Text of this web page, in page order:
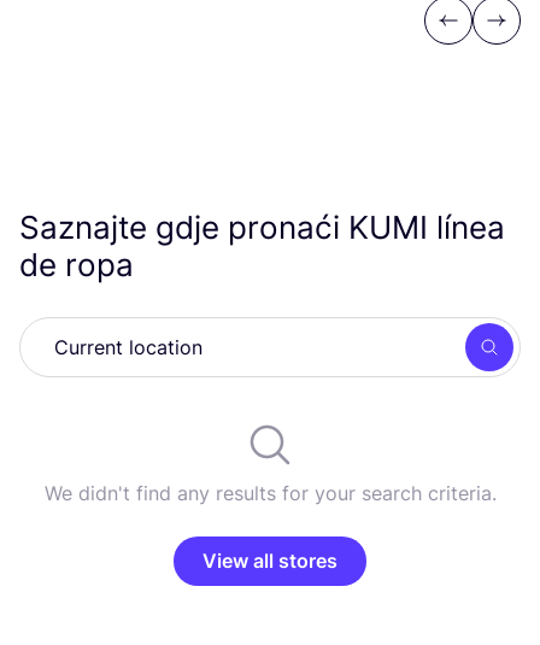
Previous
Next
Saznajte gdje pronaći KUMI línea
de ropa
We didn't find any results for your search criteria.
View all stores